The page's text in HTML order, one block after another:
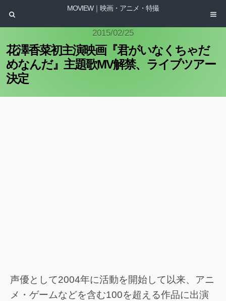
MOVIEW｜映画・アニメ・特撮
2015/02/25
花澤香菜初主演映画『君がいなくちゃだ
めなんだ』主題歌MV解禁、ライブツアー
決定
声優として2004年に活動を開始して以来、アニ
メ・ゲームなどを含む100を超える作品に出演